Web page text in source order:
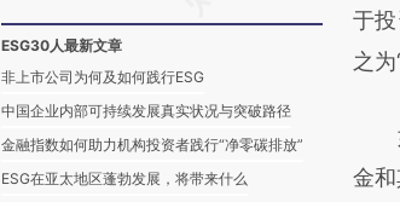
ESG30人最新文章
非上市公司为何及如何践行ESG
中国企业内部可持续发展真实状况与突破路径
金融指数如何助力机构投资者践行“净零碳排放”
ESG在亚太地区蓬勃发展，将带来什么
于
之为
如
金